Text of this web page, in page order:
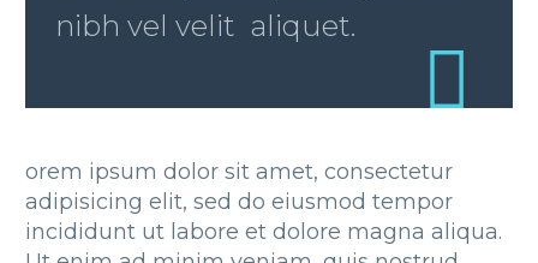
nibh vel velit aliquet.
orem ipsum dolor sit amet, consectetur
adipisicing elit, sed do eiusmod tempor
incididunt ut labore et dolore magna aliqua.